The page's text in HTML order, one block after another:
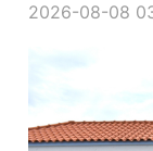
2026-08-08